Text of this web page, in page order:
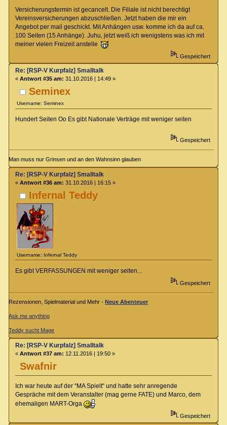
Versicherungstermin ist gecancelt. Die Filiale ist nicht berechtigt
Vereinsversicherungen abzuschließen. Jetzt haben die mir ein
Angebot per mail geschickt. Mit Anhängen usw. komme ich da auf ca.
100 Seiten (15 Anhänge). Juhu, jetzt weiß ich wenigstens was ich mit
meiner vielen Freizeit anstelle
Gespeichert
Seminex
Username: Seminex
Re: [RSP-V Kurpfalz] Smalltalk
« Antwort #35 am: 31.10.2016 | 14:49 »
Hundert Seiten Oo Es gibt Nationale Verträge mit weniger seiten
Gespeichert
Man muss nur Grinsen und an den Wahnsinn glauben
Infernal Teddy
Username: Infernal Teddy
Re: [RSP-V Kurpfalz] Smalltalk
« Antwort #36 am: 31.10.2016 | 16:15 »
Es gibt VERFASSUNGEN mit weniger seiten...
Gespeichert
Rezensionen, Spielmaterial und Mehr -Neue Abenteuer
Ask me anything
Teddy sucht Mage
Swafnir
Re: [RSP-V Kurpfalz] Smalltalk
« Antwort #37 am: 12.11.2016 | 19:50 »
Ich war heute auf der “MA Spielt“ und hatte sehr anregende
Gespräche mit dem Veranstalter (mag gerne FATE) und Marco, dem
ehemaligen MART-Orga
Gespeichert